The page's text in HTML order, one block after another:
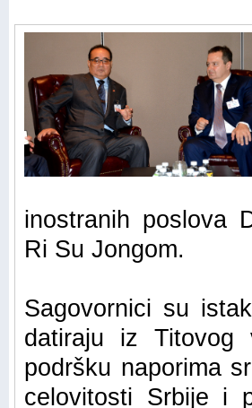
inostranih poslova
Ri Su Jongom.
Sagovornici su
datiraju iz Titovog
podršku naporima
celovitosti Srbije i